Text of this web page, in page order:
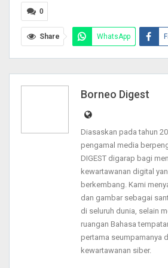
0
Share WhatsApp
Borneo Digest
Diasaskan pada tahun
pengamal media
DIGEST digarap bagi
kewartawanan digital
berkembang. Kami
dan gambar sebagai
di seluruh dunia, selain
ruangan Bahasa
pertama seumpamanya
kewartawanan siber.